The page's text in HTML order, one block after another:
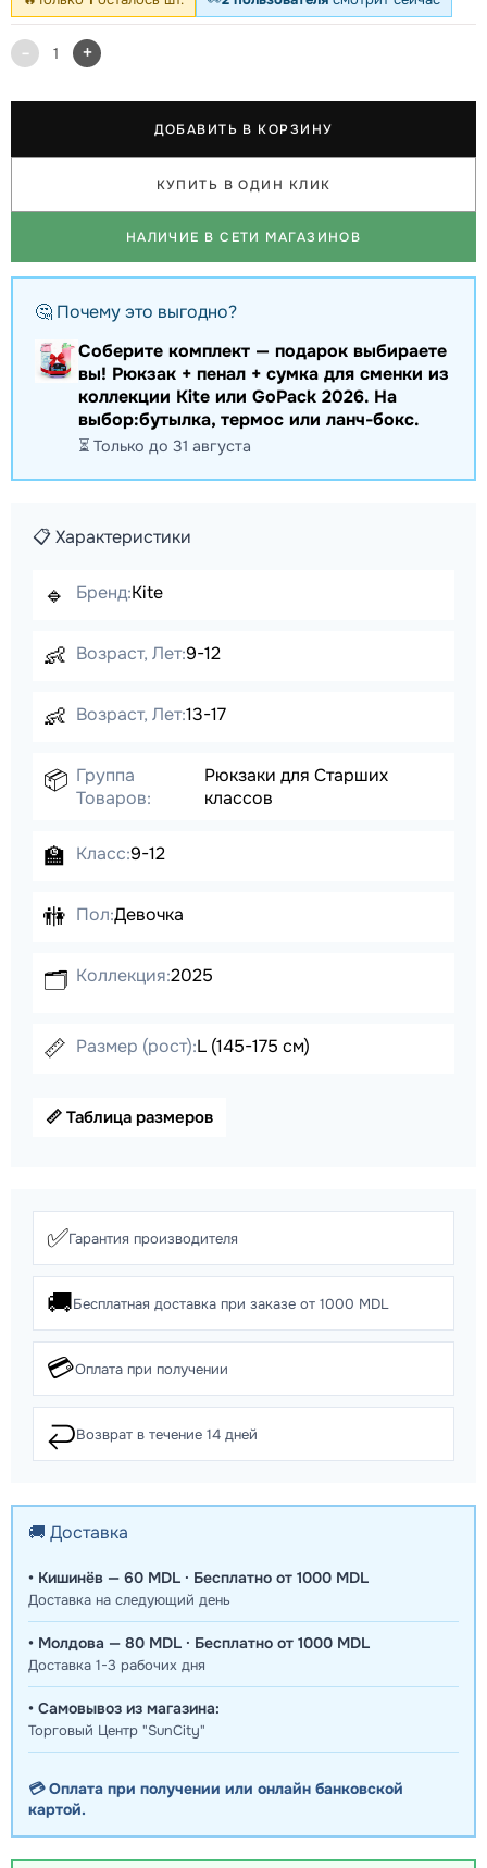
- 1 +
ДОБАВИТЬ В КОРЗИНУ
КУПИТЬ В ОДИН КЛИК
НАЛИЧИЕ В СЕТИ МАГАЗИНОВ
🤔 Почему это выгодно?
Соберите комплект — подарок выбираете
вы! Рюкзак + пенал + сумка для сменки из
коллекции Kite или GoPack 2026. На
выбор:бутылка, термос или ланч-бокс.
⏳ Только до 31 августа
📋 Характеристики
🔹 Бренд:Kite
👶 Возраст, Лет:9-12
👶 Возраст, Лет:13-17
📦 Группа
Товаров:
Рюкзаки для Старших
классов
🏫 Класс:9-12
🚻 Пол:Девочка
🗂️ Коллекция:2025
📏 Размер (рост):L (145-175 см)
📏 Таблица размеров
✅Гарантия производителя
🚚Бесплатная доставка при заказе от 1000 MDL
💳Оплата при получении
↩️Возврат в течение 14 дней
🚚 Доставка
• Кишинёв — 60 MDL · Бесплатно от 1000 MDL
Доставка на следующий день
• Молдова — 80 MDL · Бесплатно от 1000 MDL
Доставка 1-3 рабочих дня
• Самовывоз из магазина:
Торговый Центр "SunCity"
💳 Оплата при получении или онлайн банковской
картой.